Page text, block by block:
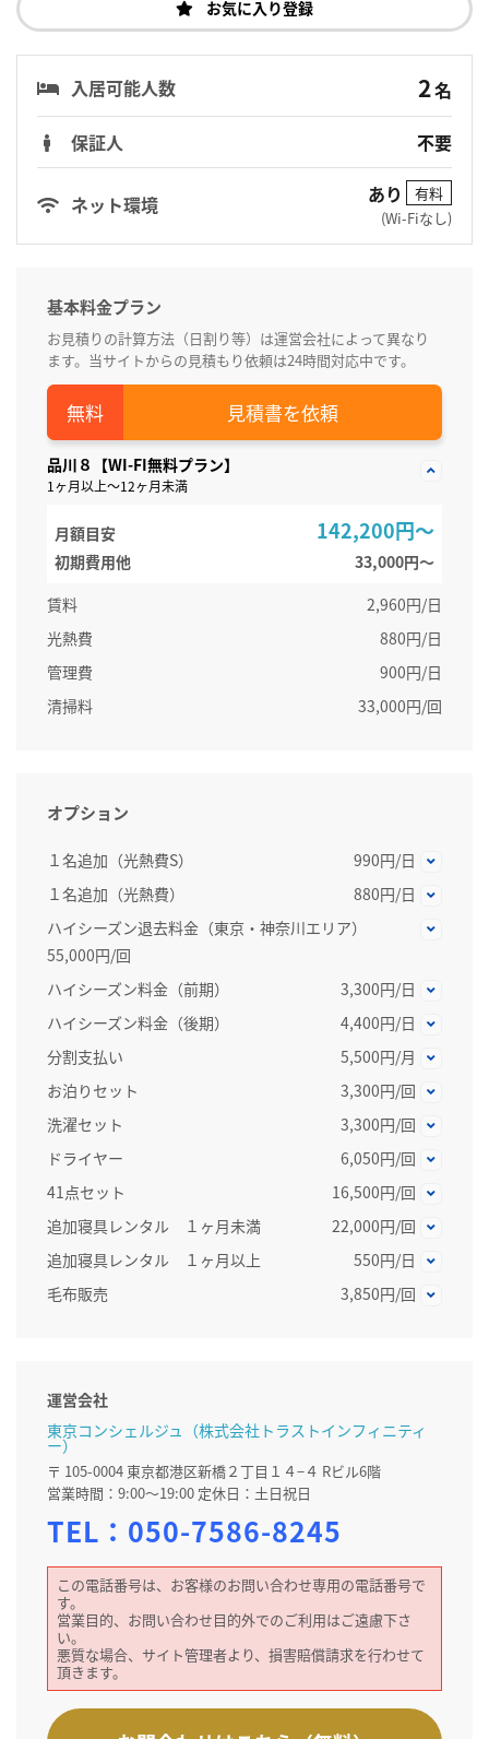
お気に入り登録
入居可能人数 2名
保証人
不要
ネット環境 あり
有料
(Wi-Fiなし)
基本料金プラン
お見積りの計算方法（日割り等）は運営会社によって異なり
ます。当サイトからの見積もり依頼は24時間対応中です。
見積書を依頼
品川８【WI-FI無料プラン】
1ヶ月以上～12ヶ月未満
月額目安 142,200円～
初期費用他
33,000円〜
賃料
2,960円/日
光熱費
880円/日
管理費
900円/日
清掃料
33,000円/回
オプション
１名追加（光熱費S）
990円/日
１名追加（光熱費）
880円/日
ハイシーズン退去料金（東京・神奈川エリア）
55,000円/回
ハイシーズン料金（前期）
3,300円/日
ハイシーズン料金（後期）
4,400円/日
分割支払い
5,500円/月
お泊りセット
3,300円/回
洗濯セット
3,300円/回
ドライヤー
6,050円/回
41点セット
16,500円/回
追加寝具レンタル １ヶ月未満
22,000円/回
追加寝具レンタル １ヶ月以上
550円/日
毛布販売
3,850円/回
運営会社
東京コンシェルジュ（株式会社トラストインフィニティ
ー）
〒 105-0004 東京都港区新橋２丁目１４−４ Rビル6階
営業時間：9:00～19:00 定休日：土日祝日
TEL： 050-7586-8245
この電話番号は、お客様のお問い合わせ専用の電話番号で
す。
営業目的、お問い合わせ目的外でのご利用はご遠慮下さ
い。
悪質な場合、サイト管理者より、損害賠償請求を行わせて
頂きます。